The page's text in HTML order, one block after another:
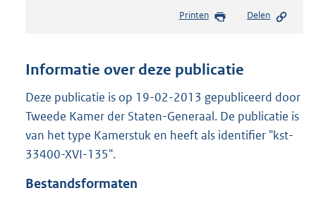
s
n
s
r
o
Printen Delen
Informatie over deze publicatie
Deze publicatie is op 19-02-2013 gepubliceerd door
Tweede Kamer der Staten-Generaal. De publicatie is
van het type Kamerstuk en heeft als identifier "kst-
33400-XVI-135".
Bestandsformaten